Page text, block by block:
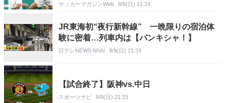
サッカーマガジンWeb 8/9(日) 21:24
JR東海初“夜行新幹線” 一晩限りの宿泊体
験に密着…列車内は【バンキシャ！】
日テレNEWS NNN 8/9(日) 21:24
【試合終了】阪神vs.中日
スポーツナビ 8/9(日) 21:23